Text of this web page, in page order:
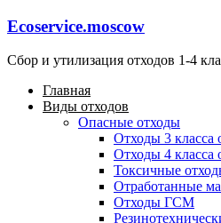
Ecoservice.moscow
Сбор и утилизация отходов 1-4
Главная
Виды отходов
Опасные отходы
Отходы 3 класса
Отходы 4 класса
Токсичные
Отработанные
Отходы ГСМ